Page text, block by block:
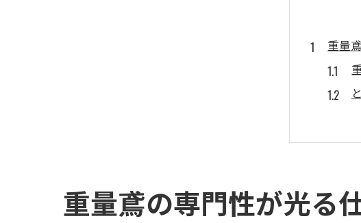
重量
キャ
重量鳶の専門性が光る